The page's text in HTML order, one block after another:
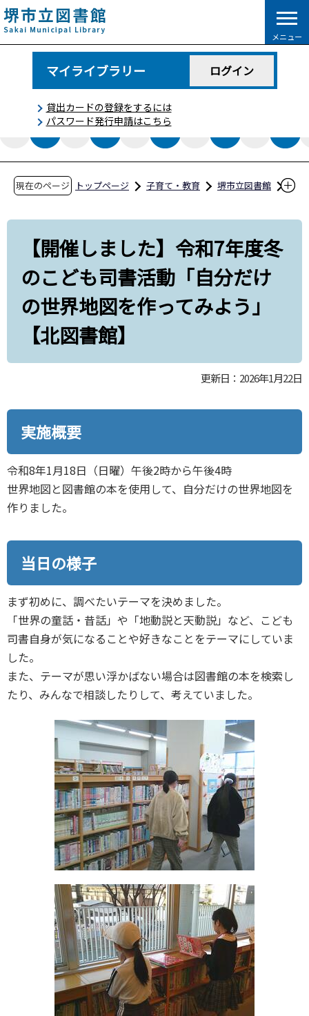
こ
の
ペ
で
メニュー
マイライブラリー ログイン
貸出カードの登録をするには
パスワード発行申請はこちら
現在のページ トップページ 子育て・教育
堺市立図書館
動「自分だけの世界地図を作ってみよう」【北
図書館】
【開催しました】令和7年度冬
のこども司書活動「自分だけ
の世界地図を作ってみよう」
【北図書館】
更新日：2026年1月22日
実施概要
令和8年1月18日（日曜）午後2時から午後4時
世界地図と図書館の本を使用して、自分だけの世界地図を
作りました。
当日の様子
まず初めに、調べたいテーマを決めました。
「世界の童話・昔話」や「地動説と天動説」など、こども
司書自身が気になることや好きなことをテーマにしていま
した。
また、テーマが思い浮かばない場合は図書館の本を検索し
たり、みんなで相談したりして、考えていました。